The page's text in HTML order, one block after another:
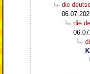
die
die